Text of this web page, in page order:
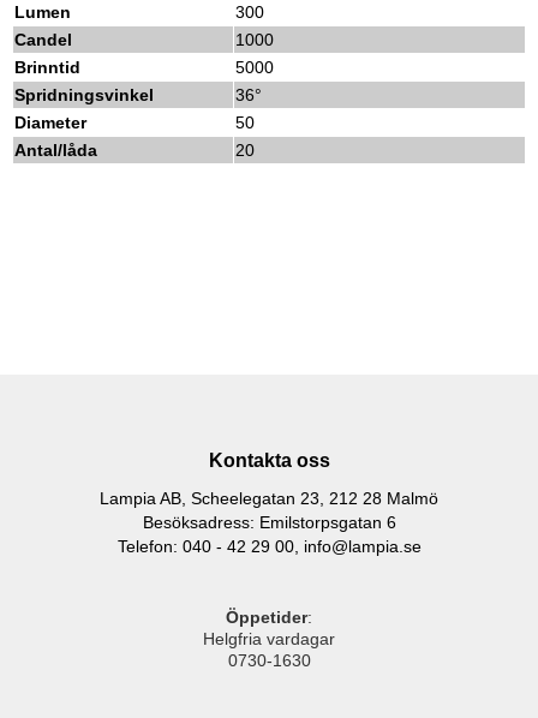
Lumen
300
Candel
1000
Brinntid
5000
Spridningsvinkel
36°
Diameter
50
Antal/låda
20
Kontakta oss
Lampia AB, Scheelegatan 23, 212 28 Malmö
Besöksadress: Emilstorpsgatan 6
Telefon: 040 - 42 29 00, info@lampia.se
Öppetider:
Helgfria vardagar
0730-1630